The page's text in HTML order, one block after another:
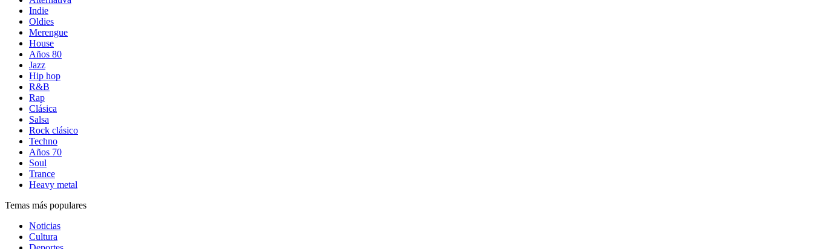
Indie
Oldies
Merengue
House
Años 80
Jazz
Hip hop
R&B
Rap
Clásica
Salsa
Rock clásico
Techno
Años 70
Soul
Trance
Heavy metal
Temas más populares
Noticias
Cultura